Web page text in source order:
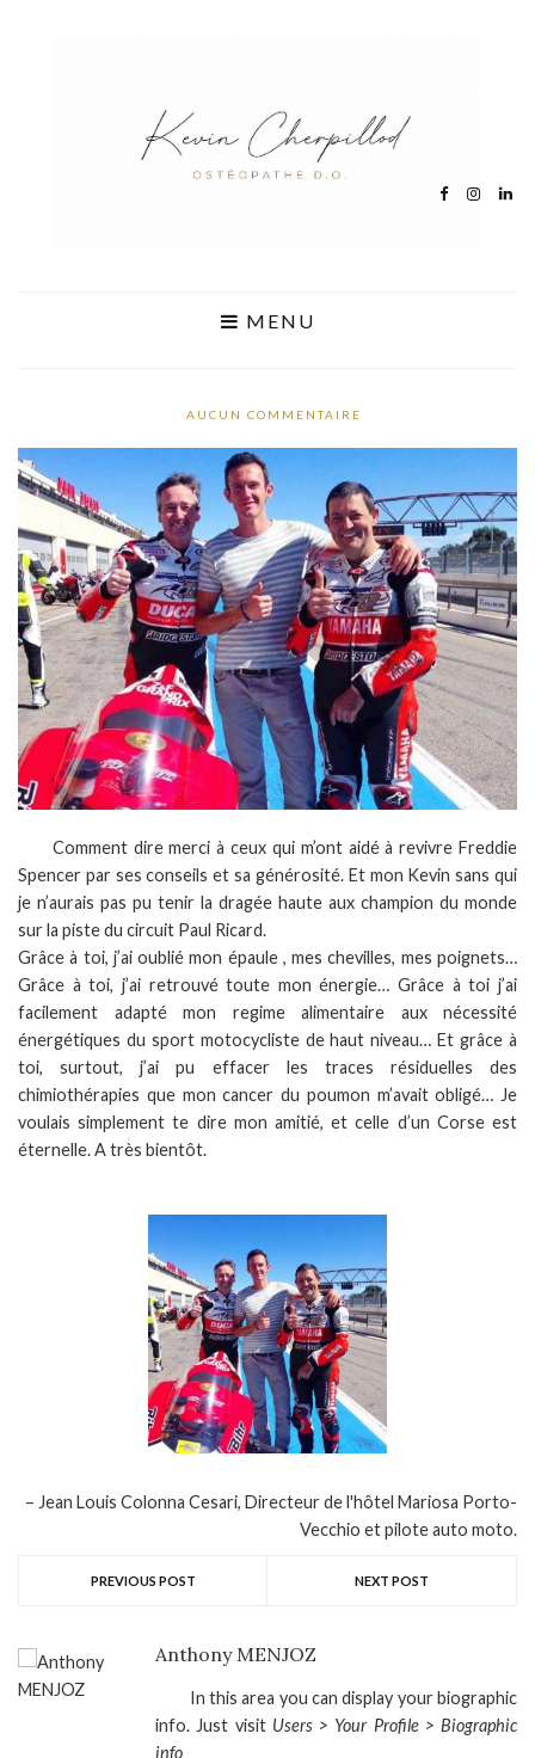
MENU
AUCUN COMMENTAIRE
Comment dire merci à ceux qui m’ont aidé à revivre Freddie
Spencer par ses conseils et sa générosité. Et mon Kevin sans qui
je n’aurais pas pu tenir la dragée haute aux champion du monde
sur la piste du circuit Paul Ricard.
Grâce à toi, j’ai oublié mon épaule , mes chevilles, mes poignets…
Grâce à toi, j’ai retrouvé toute mon énergie… Grâce à toi j’ai
facilement adapté mon regime alimentaire aux nécessité
énergétiques du sport motocycliste de haut niveau… Et grâce à
toi, surtout, j’ai pu effacer les traces résiduelles des
chimiothérapies que mon cancer du poumon m’avait obligé… Je
voulais simplement te dire mon amitié, et celle d’un Corse est
éternelle. A très bientôt.
Jean Louis Colonna Cesari, Directeur de l'hôtel Mariosa Porto-
Vecchio et pilote auto moto.
PREVIOUS POST NEXT POST
Anthony MENJOZ
In this area you can display your biographic
info. Just visit Users > Your Profile > Biographic
info